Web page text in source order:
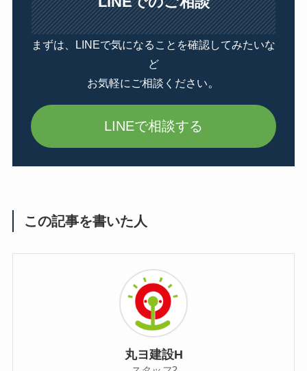
まずは、LINEで気になることを確認してみたいな
ど
お気軽にご相談ください。
LINEで相談する
この記事を書いた人
丸ヨ建設H